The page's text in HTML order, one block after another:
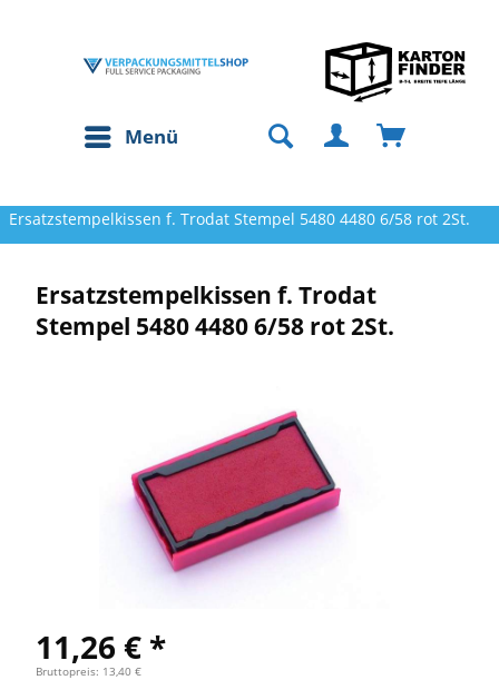
Menü
Ersatzstempelkissen f. Trodat Stempel 5480 4480 6/58 rot 2St.
Ersatzstempelkissen f. Trodat
Stempel 5480 4480 6/58 rot 2St.
11,26 € *
Bruttopreis: 13,40 €